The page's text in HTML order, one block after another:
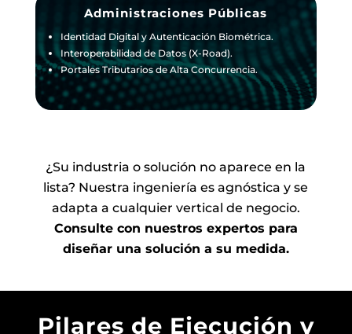
Administraciones Públicas
Identidad Digital y Autenticación Biométrica.
Interoperabilidad de Datos (X-Road).
Portales Tributarios de Alta Concurrencia.
¿Su industria o solución no aparece en la
lista? Nuestra ingeniería es agnóstica y se
adapta a cualquier vertical de negocio.
Consulte con nuestros expertos para
diseñar una solución a su medida.
Pilares de Ejecución y